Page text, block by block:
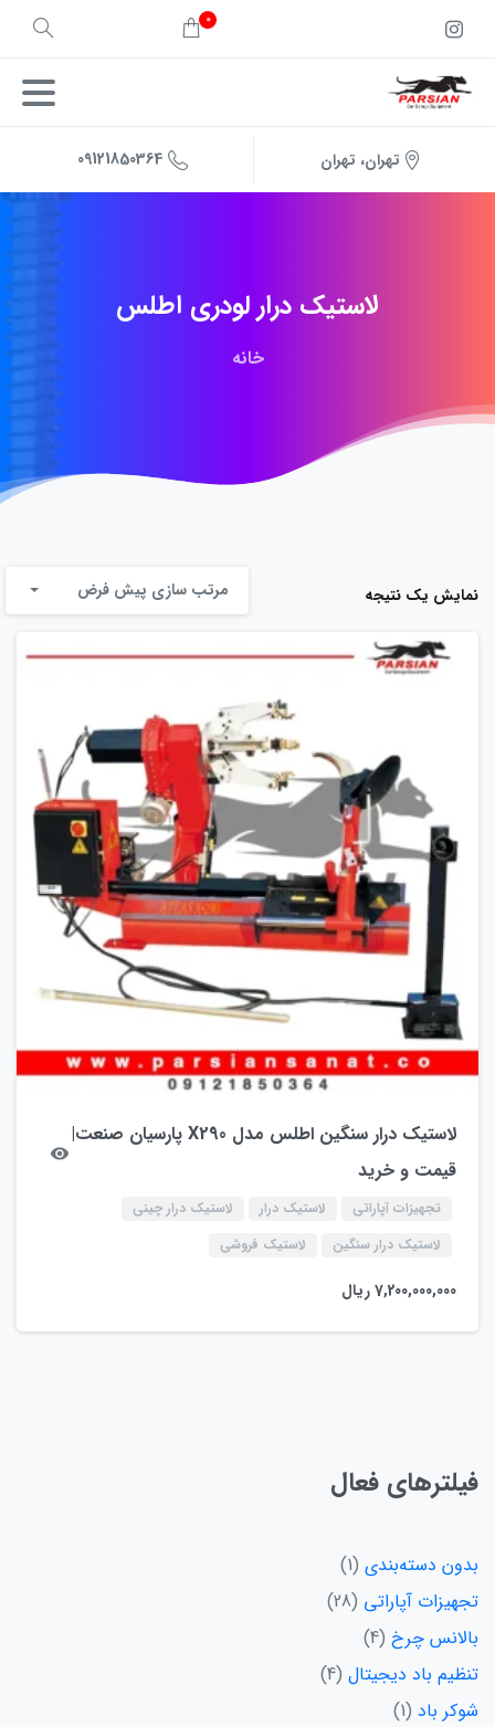
0
تهران، تهران 09121850364
لاستیک درارلودری اطلس
خانه
نمایش یک نتیجه مرتب سازی پیش فرض
لاستیک درار سنگین اطلس مدل X290 پارسیان صنعت|
قیمت و خرید
تجهیزات آپاراتی لاستیک درار
لاستیک درار چینی
لاستیک درار سنگین
لاستیک فروشی
7,200,000,000ریال
فیلترهای فعال
بدون دسته‌بندی 1
تجهیزات آپاراتی 28
بالانس چرخ 4
تنظیم باد دیجیتال 4
شوکر باد 1